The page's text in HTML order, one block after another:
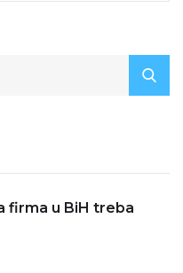
firma u BiH treba